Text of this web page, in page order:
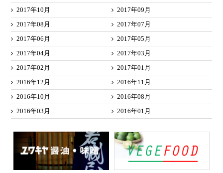
2017年10月
2017年09月
2017年08月
2017年07月
2017年06月
2017年05月
2017年04月
2017年03月
2017年02月
2017年01月
2016年12月
2016年11月
2016年10月
2016年08月
2016年03月
2016年01月